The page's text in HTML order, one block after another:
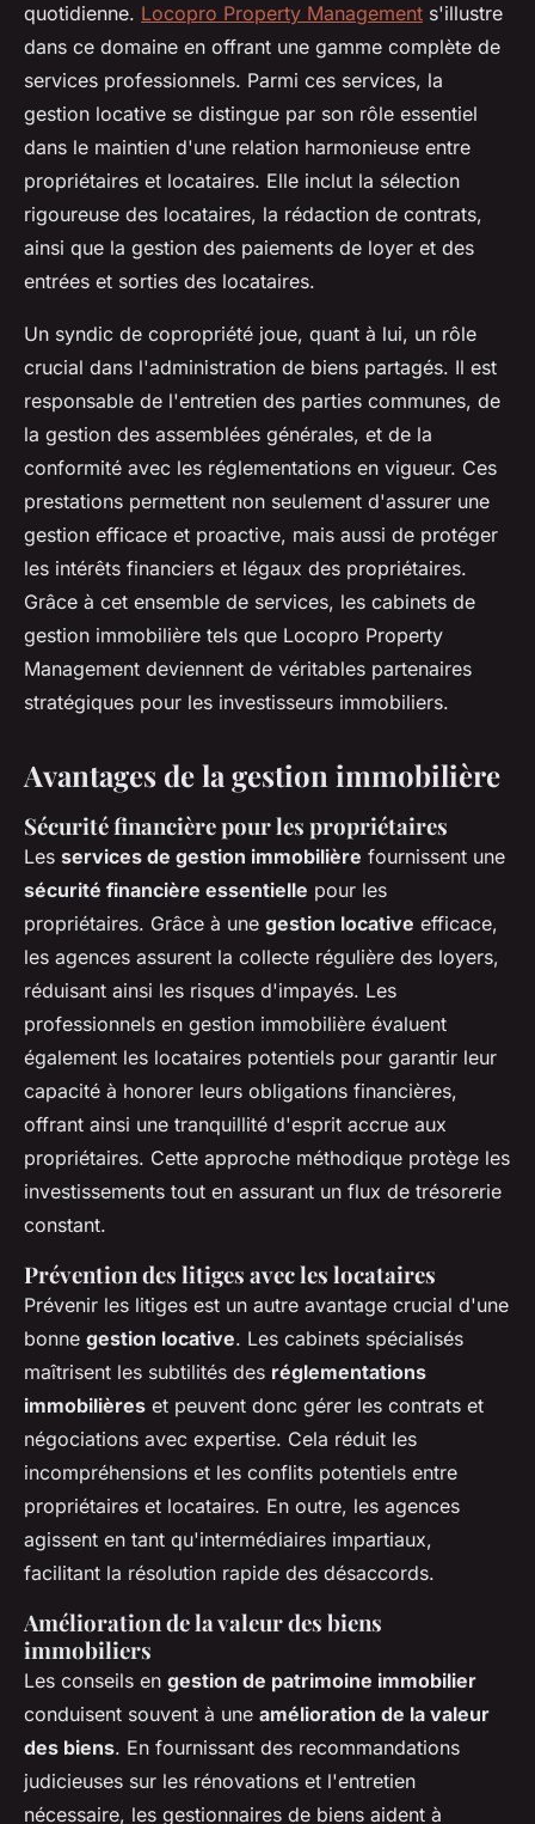
quotidienne. Locopro Property Management s'illustre
dans ce domaine en offrant une gamme complète de
services professionnels. Parmi ces services, la
gestion locative se distingue par son rôle essentiel
dans le maintien d'une relation harmonieuse entre
propriétaires et locataires. Elle inclut la sélection
rigoureuse des locataires, la rédaction de contrats,
ainsi que la gestion des paiements de loyer et des
entrées et sorties des locataires.
Un syndic de copropriété joue, quant à lui, un rôle
crucial dans l'administration de biens partagés. Il est
responsable de l'entretien des parties communes, de
la gestion des assemblées générales, et de la
conformité avec les réglementations en vigueur. Ces
prestations permettent non seulement d'assurer une
gestion efficace et proactive, mais aussi de protéger
les intérêts financiers et légaux des propriétaires.
Grâce à cet ensemble de services, les cabinets de
gestion immobilière tels que Locopro Property
Management deviennent de véritables partenaires
stratégiques pour les investisseurs immobiliers.
Avantages de la gestion immobilière
Sécurité financière pour les propriétaires
Les services de gestion immobilière fournissent une
sécurité financière essentielle pour les
propriétaires. Grâce à une gestion locative efficace,
les agences assurent la collecte régulière des loyers,
réduisant ainsi les risques d'impayés. Les
professionnels en gestion immobilière évaluent
également les locataires potentiels pour garantir leur
capacité à honorer leurs obligations financières,
offrant ainsi une tranquillité d'esprit accrue aux
propriétaires. Cette approche méthodique protège les
investissements tout en assurant un flux de trésorerie
constant.
Prévention des litiges avec les locataires
Prévenir les litiges est un autre avantage crucial d'une
bonne gestion locative. Les cabinets spécialisés
maîtrisent les subtilités des réglementations
immobilières et peuvent donc gérer les contrats et
négociations avec expertise. Cela réduit les
incompréhensions et les conflits potentiels entre
propriétaires et locataires. En outre, les agences
agissent en tant qu'intermédiaires impartiaux,
facilitant la résolution rapide des désaccords.
Amélioration de la valeur des biens
immobiliers
Les conseils en gestion de patrimoine immobilier
conduisent souvent à une amélioration de la valeur
des biens. En fournissant des recommandations
judicieuses sur les rénovations et l'entretien
nécessaire, les gestionnaires de biens aident à